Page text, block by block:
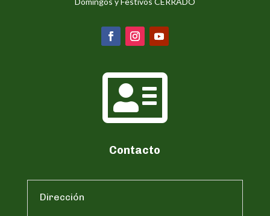

Contacto
Dirección